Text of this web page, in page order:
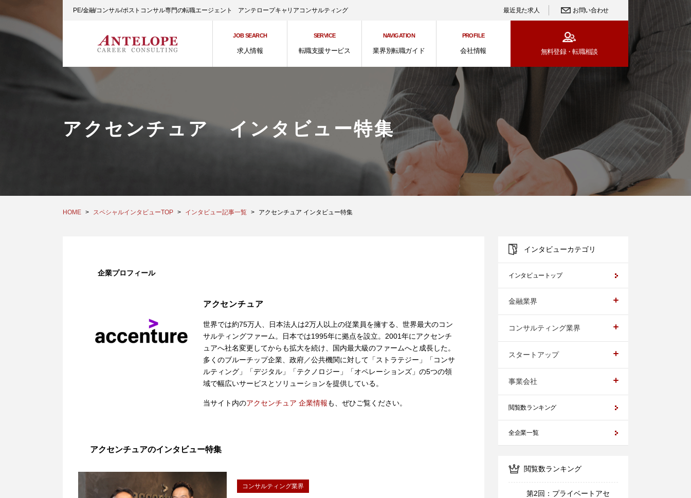
PE/金融/コンサル/ポストコンサル専門の転職エージェント アンテロープキャリアコンサルティング 最近見た求人 お問い合わせ
JOB SEARCH
求人情報
SERVICE
転職支援サービス
NAVIGATION
業界別転職ガイド
PROFILE
会社情報 無料登録・転職相談
アクセンチュア インタビュー特集
HOME スペシャルインタビューTOP インタビュー記事一覧 アクセンチュア インタビュー特集
企業プロフィール
アクセンチュア
世界では約75万人、日本法人は2万人以上の従業員を擁する、世界最大のコン
サルティングファーム。日本では1995年に拠点を設立。2001年にアクセンチ
ュアへ社名変更してからも拡大を続け、国内最大級のファームへと成長した。
多くのブルーチップ企業、政府／公共機関に対して「ストラテジー」「コンサ
ルティング」「デジタル」「テクノロジー」「オペレーションズ」の5つの領
域で幅広いサービスとソリューションを提供している。
当サイト内のアクセンチュア 企業情報も、ぜひご覧ください。
アクセンチュアのインタビュー特集
コンサルティング業界
インタビューカテゴリ
インタビュートップ
金融業界
コンサルティング業界
スタートアップ
事業会社
閲覧数ランキング
全企業一覧
閲覧数ランキング
第2回：プライベートアセ